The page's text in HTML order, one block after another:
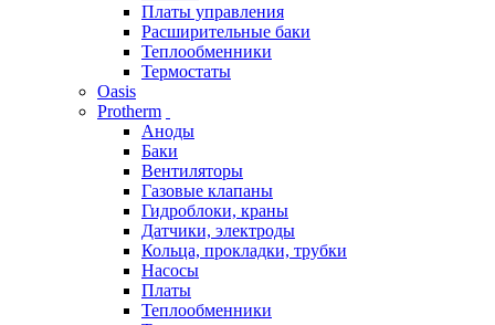
Платы управления
Расширительные баки
Теплообменники
Термостаты
Oasis
Protherm
Аноды
Баки
Вентиляторы
Газовые клапаны
Гидроблоки, краны
Датчики, электроды
Кольца, прокладки, трубки
Насосы
Платы
Теплообменники